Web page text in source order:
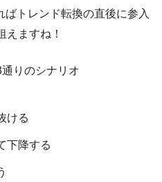
トレンド転換の直後に参入
えますね！
りのシナリオ
ける
下降する